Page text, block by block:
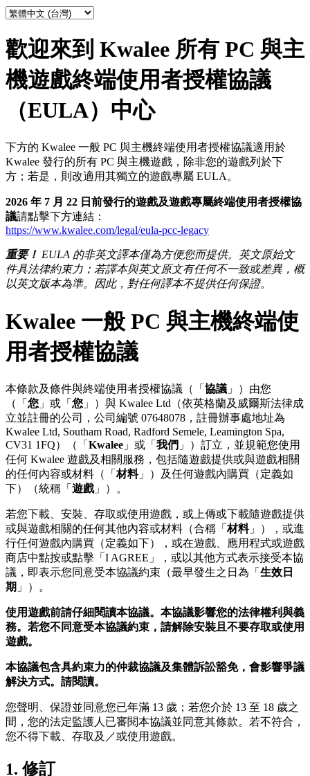
歡迎來到 Kwalee 所有 PC 與主
機遊戲終端使用者授權協議
（EULA）中心
下方的 Kwalee 一般 PC 與主機終端使用者授權協議適用於
Kwalee 發行的所有 PC 與主機遊戲，除非您的遊戲列於下
方；若是，則改適用其獨立的遊戲專屬 EULA。
2026 年 7 月 22 日前發行的遊戲及遊戲專屬終端使用者授權協
議請點擊下方連結：
https://www.kwalee.com/legal/eula-pcc-legacy
重要！ EULA 的非英文譯本僅為方便您而提供。英文原始文
件具法律約束力；若譯本與英文原文有任何不一致或差異，概
以英文版本為準。因此，對任何譯本不提供任何保證。
Kwalee 一般 PC 與主機終端使
用者授權協議
本條款及條件與終端使用者授權協議（「 協議 」）由您
（「 您 」或「 您 」）與 Kwalee Ltd（依英格蘭及威爾斯法律成
立並註冊的公司，公司編號 07648078，註冊辦事處地址為
Kwalee Ltd, Southam Road, Radford Semele, Leamington Spa,
CV31 1FQ）（「 Kwalee 」或「 我們 」）訂立，並規範您使用
任何 Kwalee 遊戲及相關服務，包括隨遊戲提供或與遊戲相關
的任何內容或材料（「材料」）及任何遊戲內購買（定義如
下）（統稱「 遊戲」）。
若您下載、安裝、存取或使用遊戲，或上傳或下載隨遊戲提供
或與遊戲相關的任何其他內容或材料（合稱「材料」），或進
行任何遊戲內購買（定義如下），或在遊戲、應用程式或遊戲
商店中點按或點擊「I AGREE」，或以其他方式表示接受本協
議，即表示您同意受本協議約束（最早發生之日為「 生效日
期 」）。
使用遊戲前請仔細閱讀本協議。本協議影響您的法律權利與義
務。若您不同意受本協議約束，請解除安裝且不要存取或使用
遊戲。
本協議包含具約束力的仲裁協議及集體訴訟豁免，會影響爭議
解決方式。請閱讀。
您聲明、保證並同意您已年滿 13 歲；若您介於 13 至 18 歲之
間，您的法定監護人已審閱本協議並同意其條款。若不符合，
您不得下載、存取及／或使用遊戲。
1. 修訂